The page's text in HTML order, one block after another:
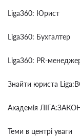
Liga360: Юрист
Liga360: Бухгалтер
Liga360: PR-
Знайти юриста
Академія
Теми в центрі уваги